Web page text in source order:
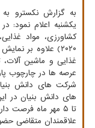
به گزارش نکسترو به
یکشنبه اعلام نمود:
کشاورزی، مواد
۲۰۲۰) علاوه بر
غذایی و ماشین
عرصه ها در چارچوب
شرکت های دانش
تا ۵ مهر ماه فرصت دارند.
علاقمندان متقاضی